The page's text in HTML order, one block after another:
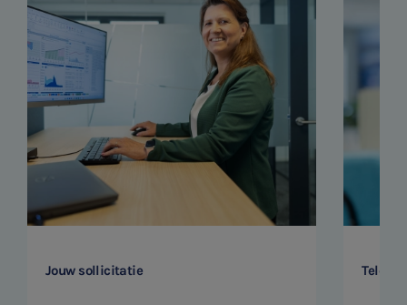
SNEL UW ANTWOORD VINDEN
Zonder gedoe
Jouw sollicitatie